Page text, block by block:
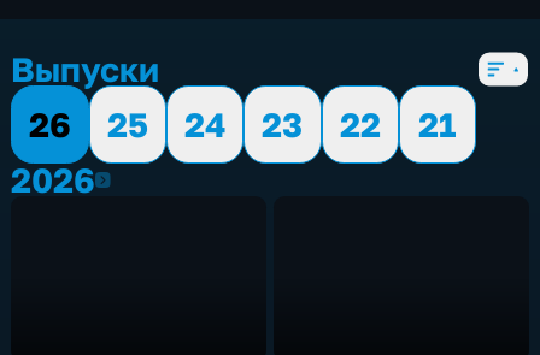
Выпуски
26
25 24 23 22
21
20262026